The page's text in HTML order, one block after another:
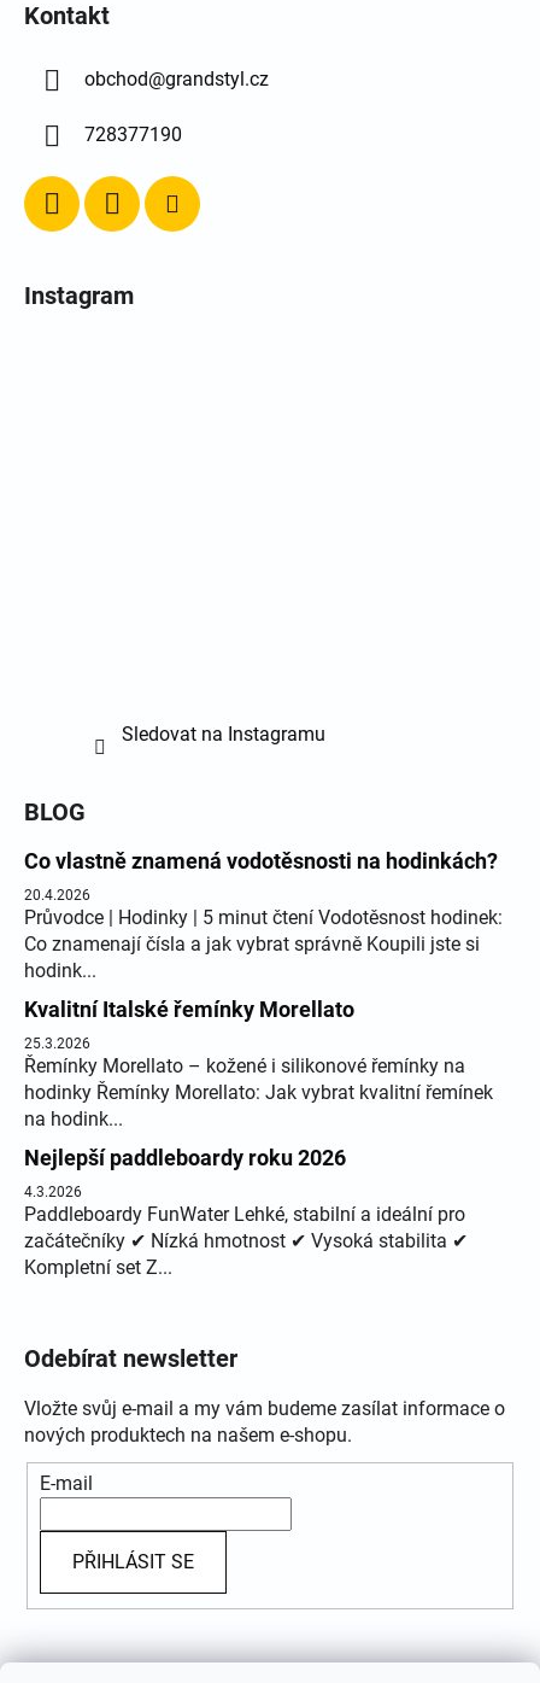
Kontakt
obchod@grandstyl.cz
728377190
Instagram
Sledovat na Instagramu
BLOG
Co vlastně znamená vodotěsnosti na hodinkách?
20.4.2026
Průvodce | Hodinky | 5 minut čtení Vodotěsnost hodinek:
Co znamenají čísla a jak vybrat správně Koupili jste si
hodink...
Kvalitní Italské řemínky Morellato
25.3.2026
Řemínky Morellato – kožené i silikonové řemínky na
hodinky Řemínky Morellato: Jak vybrat kvalitní řemínek
na hodink...
Nejlepší paddleboardy roku 2026
4.3.2026
Paddleboardy FunWater Lehké, stabilní a ideální pro
začátečníky ✔ Nízká hmotnost ✔ Vysoká stabilita ✔
Kompletní set Z...
Odebírat newsletter
Vložte svůj e-mail a my vám budeme zasílat informace o
nových produktech na našem e-shopu.
E-mail
PŘIHLÁSIT SE